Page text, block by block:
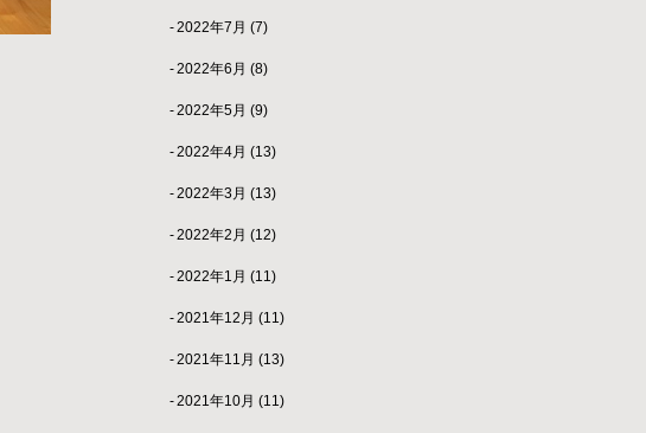
2022年7月 (7)
2022年6月 (8)
2022年5月 (9)
2022年4月 (13)
2022年3月 (13)
2022年2月 (12)
2022年1月 (11)
2021年12月 (11)
2021年11月 (13)
2021年10月 (11)